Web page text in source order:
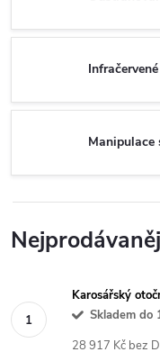
Manipulace
Karosářský
Skladem do
28 917 Kč bez